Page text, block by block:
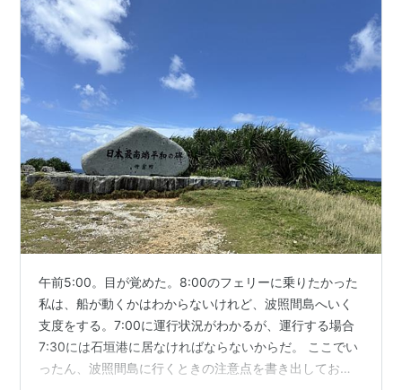
午前5:00。目が覚めた。8:00のフェリーに乗りたかった
私は、船が動くかはわからないけれど、波照間島へいく
支度をする。7:00に運行状況がわかるが、運行する場合
7:30には石垣港に居なければならないからだ。 ここでい
ったん、波照間島に行くときの注意点を書き出しておこ